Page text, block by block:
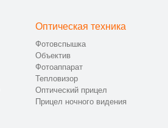
Оптическая техника
Фотовспышка
Объектив
Фотоаппарат
Тепловизор
Оптический прицел
Прицел ночного видения